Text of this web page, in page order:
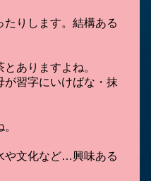
りします。結構ある
ありますよね。
習字にいけばな・抹
や文化など…興味ある